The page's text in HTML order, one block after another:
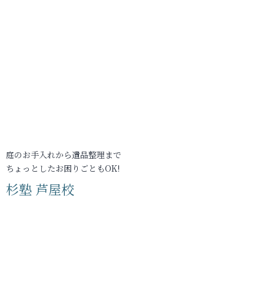
庭のお手入れから遺品整理まで
ちょっとしたお困りごともOK!
杉塾 芦屋校